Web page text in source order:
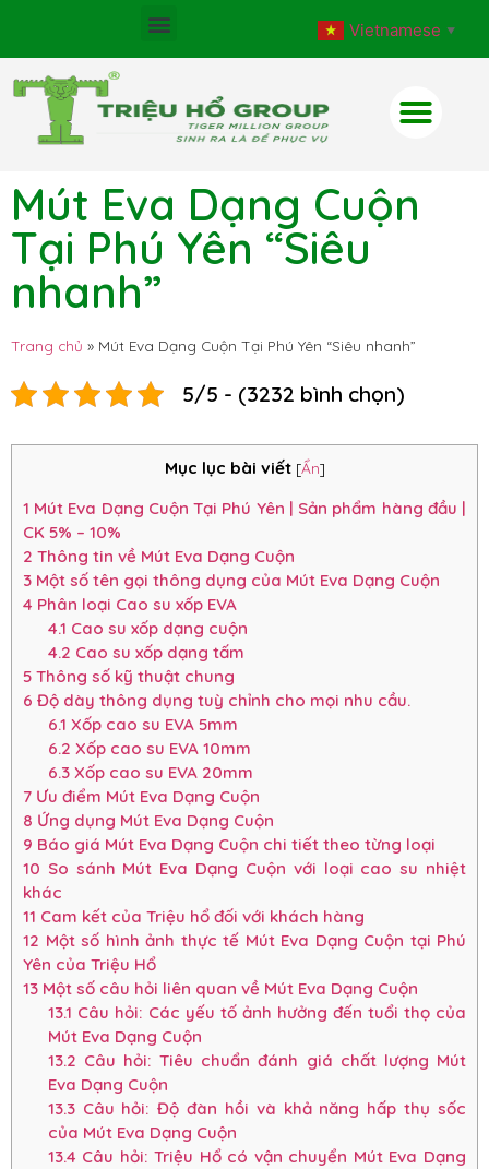
Vietnamese ▼
Mút Eva Dạng Cuộn
Tại Phú Yên “Siêu
nhanh”
Trang chủ » Mút Eva Dạng Cuộn Tại Phú Yên “Siêu nhanh”
5/5 - (3232 bình chọn)
Mục lục bài viết [Ẩn]
1 Mút Eva Dạng Cuộn Tại Phú Yên | Sản phẩm hàng đầu |
CK 5% – 10%
2 Thông tin về Mút Eva Dạng Cuộn
3 Một số tên gọi thông dụng của Mút Eva Dạng Cuộn
4 Phân loại Cao su xốp EVA
4.1 Cao su xốp dạng cuộn
4.2 Cao su xốp dạng tấm
5 Thông số kỹ thuật chung
6 Độ dày thông dụng tuỳ chỉnh cho mọi nhu cầu.
6.1 Xốp cao su EVA 5mm
6.2 Xốp cao su EVA 10mm
6.3Xốp cao su EVA 20mm
7 Ưu điểm Mút Eva Dạng Cuộn
8 Ứng dụng Mút Eva Dạng Cuộn
9 Báo giá Mút Eva Dạng Cuộn chi tiết theo từng loại
10 So sánh Mút Eva Dạng Cuộn với loại cao su nhiệt
khác
11 Cam kết của Triệu hổ đối với khách hàng
12 Một số hình ảnh thực tế Mút Eva Dạng Cuộn tại Phú
Yên của Triệu Hổ
13 Một số câu hỏi liên quan về Mút Eva Dạng Cuộn
13.1 Câu hỏi: Các yếu tố ảnh hưởng đến tuổi thọ của
Mút Eva Dạng Cuộn
13.2 Câu hỏi: Tiêu chuẩn đánh giá chất lượng Mút
Eva Dạng Cuộn
13.3Câu hỏi: Độ đàn hồi và khả năng hấp thụ sốc
của Mút Eva Dạng Cuộn
13.4 Câu hỏi: Triệu Hổ có vận chuyển Mút Eva Dạng